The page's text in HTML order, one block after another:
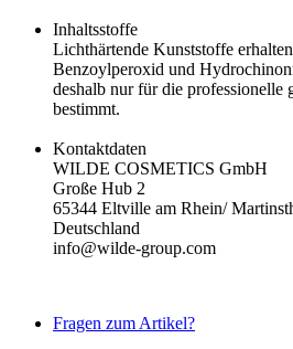
Inhaltsstoffe
Lichthärtende Kunststoffe
Benzoylperoxid und
deshalb nur für die professionelle
bestimmt.
Kontaktdaten
WILDE COSMETICS GmbH
Große Hub 2
65344 Eltville am Rhein/
Deutschland
info@wilde-group.com
Fragen zum Artikel?